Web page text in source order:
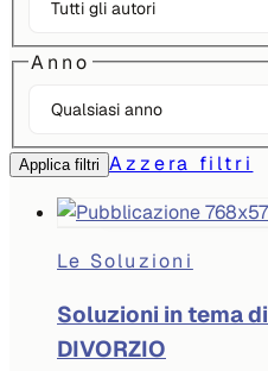
Anno
Applica filtri Azzera filtri
Le Soluzioni
Soluzioni in tema
DIVORZIO